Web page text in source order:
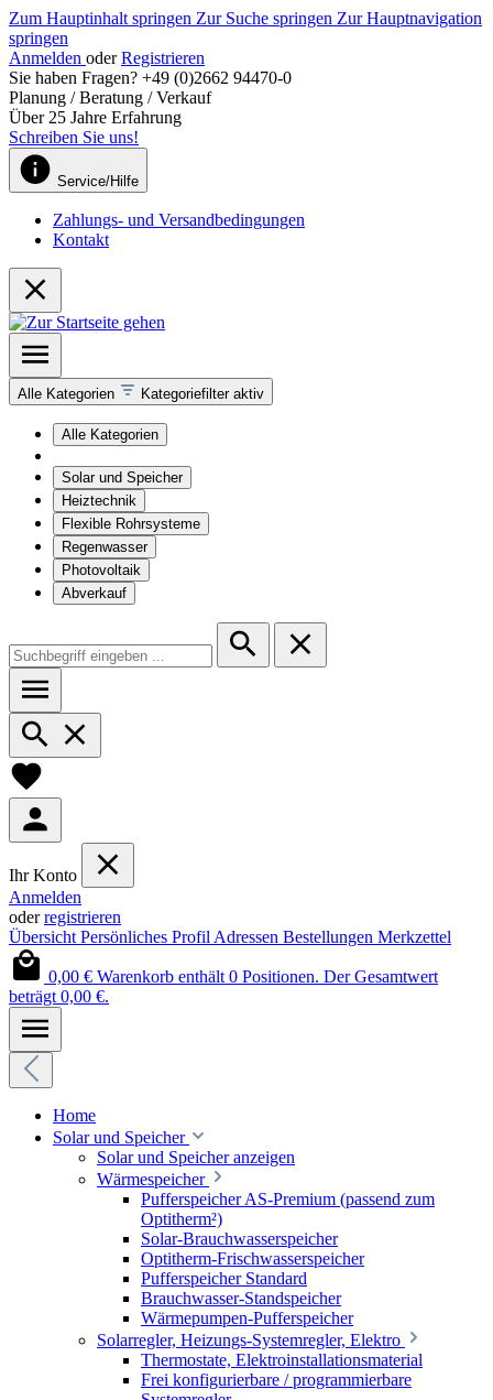
Zum Hauptinhalt springen Zur Suche springen Zur Hauptnavigation
springen
Anmelden oder Registrieren
Sie haben Fragen? +49 (0)2662 94470-0
Planung / Beratung / Verkauf
Über 25 Jahre Erfahrung
Schreiben Sie uns!
Service/Hilfe
Zahlungs- und Versandbedingungen
Kontakt
Alle Kategorien Kategoriefilter aktiv
Alle Kategorien
Solar und Speicher
Heiztechnik
Flexible Rohrsysteme
Regenwasser
Photovoltaik
Abverkauf
Ihr Konto
Anmelden
oderregistrieren
Übersicht Persönliches Profil Adressen Bestellungen Merkzettel
0,00 € Warenkorb enthält 0 Positionen. Der Gesamtwert
beträgt 0,00 €.
Home
Solar und Speicher
Solar und Speicher anzeigen
Wärmespeicher
Pufferspeicher AS-Premium (passend zum
Optitherm²)
Solar-Brauchwasserspeicher
Optitherm-Frischwasserspeicher
Pufferspeicher Standard
Brauchwasser-Standspeicher
Wärmepumpen-Pufferspeicher
Solarregler, Heizungs-Systemregler, Elektro
Thermostate, Elektroinstallationsmaterial
Frei konfigurierbare / programmierbare